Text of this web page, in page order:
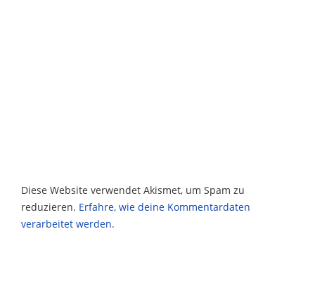
Diese Website verwendet Akismet, um Spam zu
reduzieren. Erfahre, wie deine Kommentardaten
verarbeitet werden.